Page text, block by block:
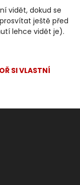
vidět, dokud se
ještě před
lehce vidět je).
SI VLASTNÍ